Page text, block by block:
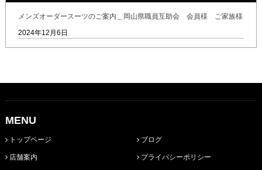
メンズオーダースーツのご案内＿岡山県職員互助会 会員様 ご家族様
2024年12月6日
MENU
トップページ
店舗案内
ブログ
プライバシーポリシー